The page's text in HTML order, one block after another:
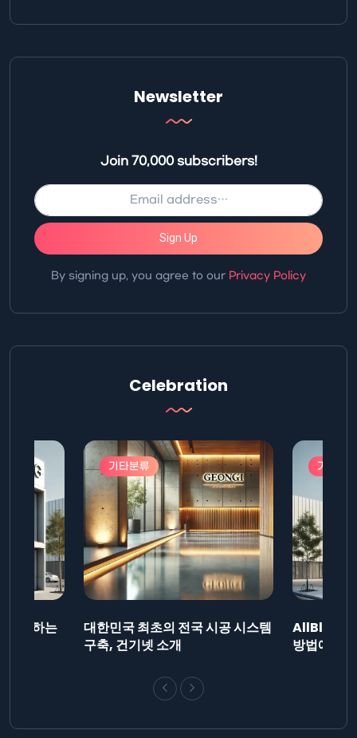
Newsletter
Join 70,000 subscribers!
Sign Up
By signing up, you agree to our Privacy Policy
Celebration
제출하는
기타분류
대한민국 최초의 전국 시공 시스템
구축, 건기넷 소개
기타분
AllBlog에
방법에 대